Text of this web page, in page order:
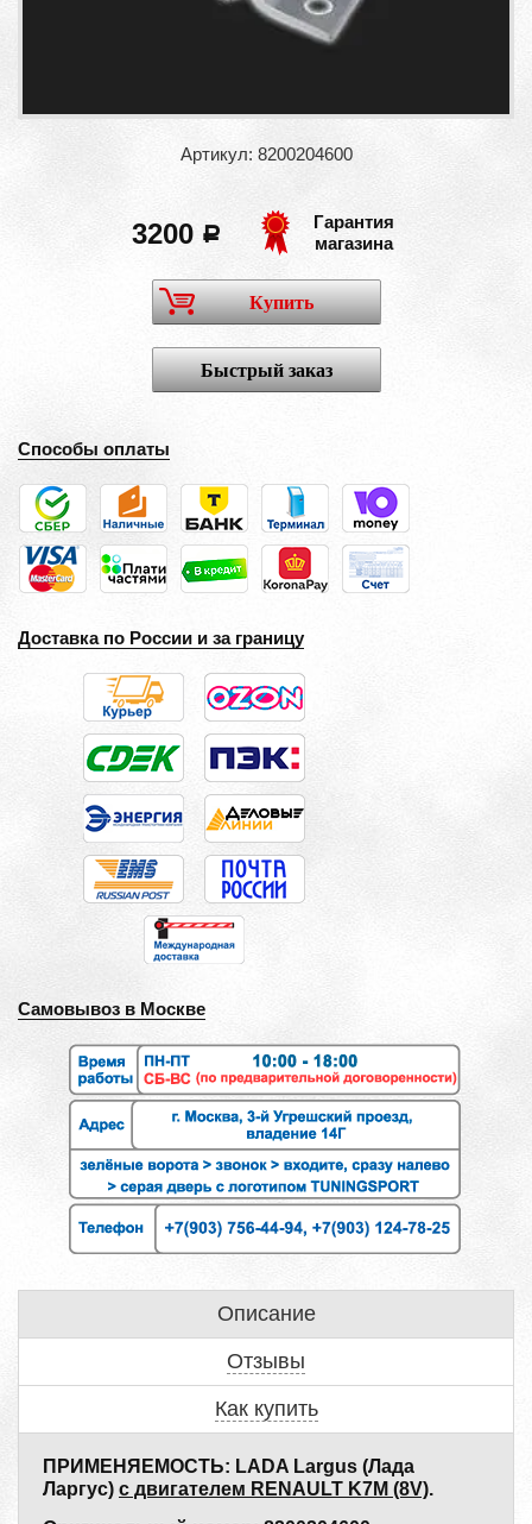
Артикул: 8200204600
3200 a
Гарантия
магазина
Купить
Быстрый заказ
Способы оплаты
Доставка по России и за границу
Самовывоз в Москве
Описание
Отзывы
Как купить
ПРИМЕНЯЕМОСТЬ: LADA Largus (Лада
Ларгус) с двигателем RENAULT K7M (8V).